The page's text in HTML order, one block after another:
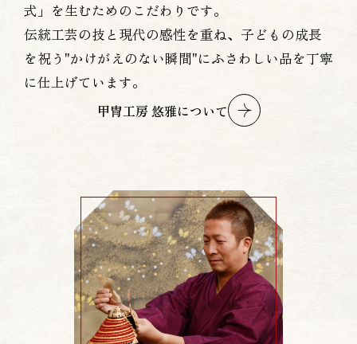
式」を生むためのこだわりです。
伝統工芸の技と現代の感性を重ね、子どもの成長
を祝う"かけがえのない瞬間"にふさわしい品を丁寧
に仕上げています。
甲冑工房 悠雅について